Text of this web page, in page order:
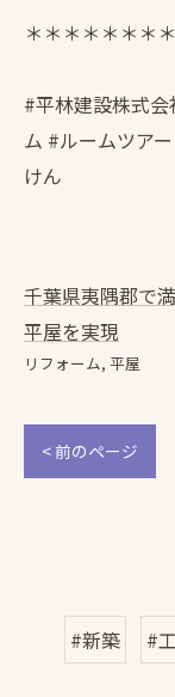
＊＊＊＊＊＊＊
#平林建設株式
ム #ルームツア
けん
千葉県夷隅郡で
平屋を実現
リフォーム 平屋
< 前のページ
#新築 #